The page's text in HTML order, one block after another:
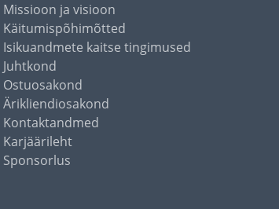
Missioon ja visioon
Käitumispõhimõtted
Isikuandmete kaitse tingimused
Juhtkond
Ostuosakond
Ärikliendiosakond
Kontaktandmed
Karjäärileht
Sponsorlus